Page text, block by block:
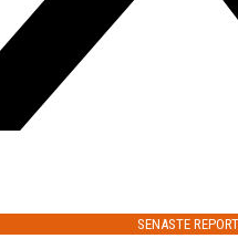
SENASTE